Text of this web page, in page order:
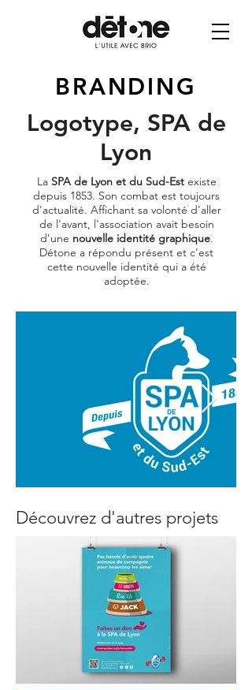
BRANDING
Logotype, SPA de
Lyon
La SPA de Lyon et du Sud-Estexiste
depuis 1853. Son combat est toujours
d'actualité. Affichant sa volonté d'aller
de l'avant, l'association avait besoin
d'une nouvelle identité graphique.
Détone a répondu présent et c'est
cette nouvelle identité qui a été
adoptée.
Découvrez d'autres projets